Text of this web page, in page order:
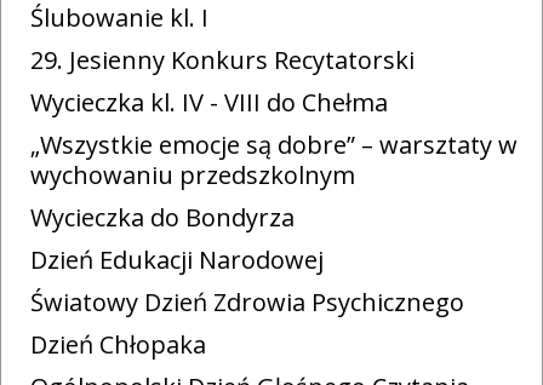
Ślubowanie kl. I
29. Jesienny Konkurs Recytatorski
Wycieczka kl. IV - VIII do Chełma
„Wszystkie emocje są dobre” – warsztaty w
wychowaniu przedszkolnym
Wycieczka do Bondyrza
Dzień Edukacji Narodowej
Światowy Dzień Zdrowia Psychicznego
Dzień Chłopaka